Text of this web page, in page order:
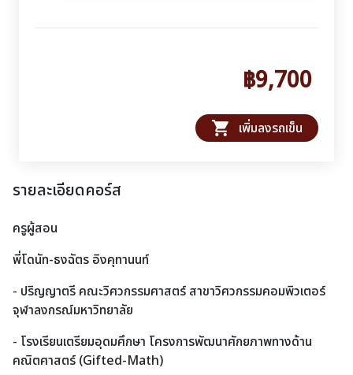
฿9,700
shopping_cart เพิ่มลงรถเข็น
รายละเอียดคอร์ส
ครูผู้สอน
พี่โดนัท-ธงฉัตร อิงคุทานนท์
- ปริญญาตรี คณะวิศวกรรมศาสตร์ สาขาวิศวกรรมคอมพิวเตอร์
จุฬาลงกรณ์มหาวิทยาลัย
- โรงเรียนเตรียมอุดมศึกษา โครงการพัฒนาศักยภาพทางด้าน
คณิตศาสตร์ (Gifted-Math)